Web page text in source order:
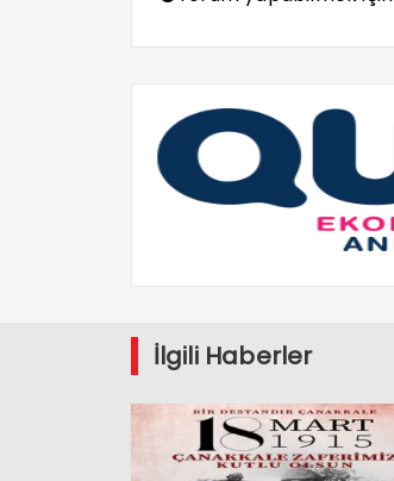
İlgili Haberler